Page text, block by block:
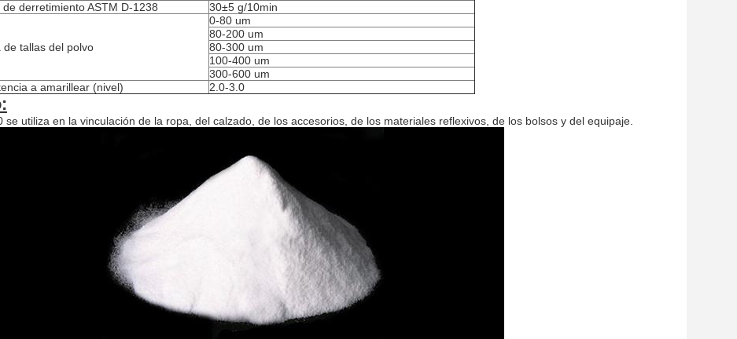
de derretimiento ASTM D-1238
30±5 g/10min
de tallas del polvo
0-80 um
80-200 um
80-300 um
100-400 um
300-600 um
a amarillear (nivel)
2.0-3.0
se utiliza en la vinculación de la ropa, del calzado, de los accesorios, de los materiales reflexivos, de los bolsos y del equipaje.